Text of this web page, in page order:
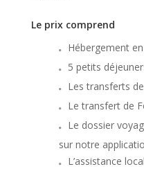
Le prix comprend
Hébergement
5 petits
Les transferts
Le transfert de
Le dossier
sur notre
L’assistance